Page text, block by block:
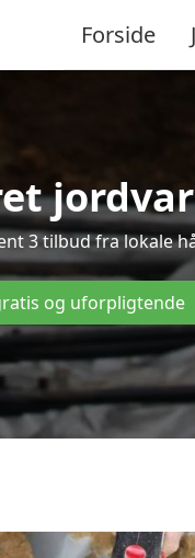
Forside
3 tilbud fra lokale
og uforpligtende